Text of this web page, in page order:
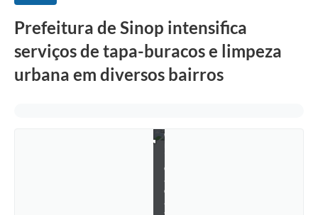
Prefeitura de Sinop intensifica
serviços de tapa-buracos e limpeza
urbana em diversos bairros
r
ê
e
n
d
a
d
a
s